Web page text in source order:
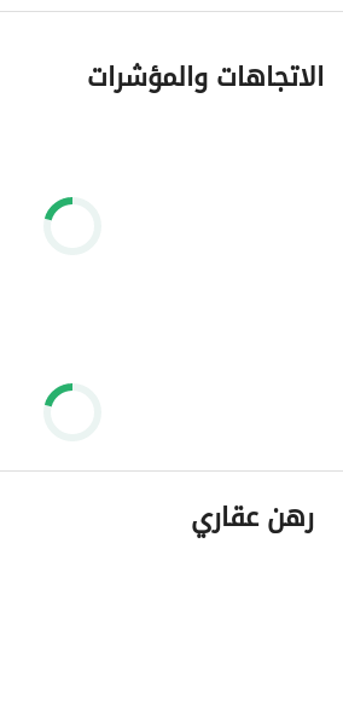
الاتجاهات والمؤشرات
رهن عقاري